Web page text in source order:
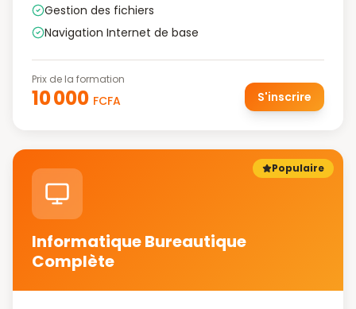
Gestion des fichiers
Navigation Internet de base
Prix de la formation
10 000 FCFA S'inscrire
Populaire
Informatique Bureautique
Complète